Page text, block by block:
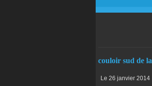
couloir sud de
Le 26 janvier 2014